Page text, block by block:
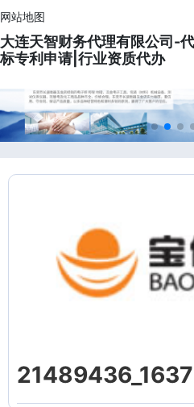
网站地图
大连天智财务代理有限公司-
标专利申请|行业资质代办